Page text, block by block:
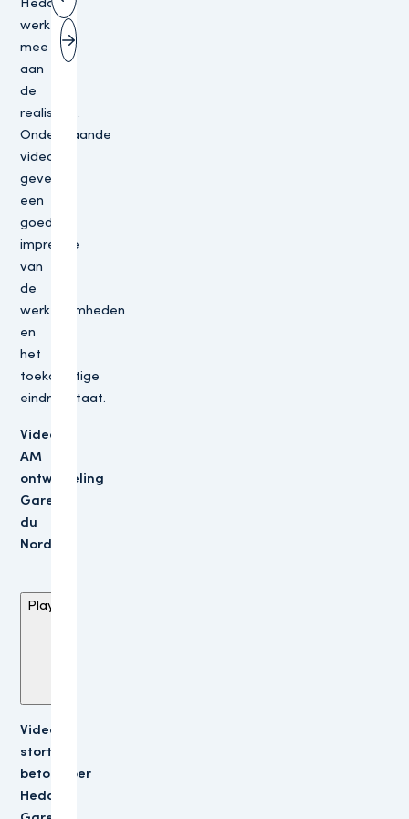
Heddes
werken
mee
aan
de
realisatie.
Onderstaande
video’s
geven
een
goede
impressie
van
de
werkzaamheden
en
het
toekomstige
eindresultaat.
Video
AM
ontwikkeling
Gare
du
Nord
Play
Video
storten
betonvloer
Heddes
Vorige slide
Volgende slide